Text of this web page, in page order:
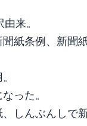
来。
紙条例、新聞
った。
しんぶんしで